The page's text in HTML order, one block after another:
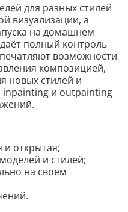
для разных стилей
визуализации, а
на домашнем
полный контроль
возможности
композицией,
новых стилей и
inpainting и outpainting
и открытая;
и стилей;
на своем